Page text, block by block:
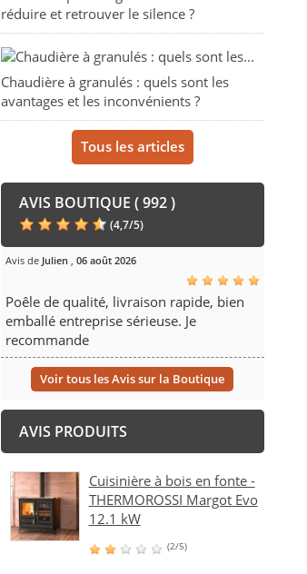
Grille de foyer en fonte -
FIREMATIC WOOD & FM
Ajouter au panier
188,00 €
réduire et retrouver le silence ?
Chaudière à granulés : quels sont les
avantages et les inconvénients ?
Tous les articles
AVIS BOUTIQUE ( 992 )
(4,7/5)
Avis de Julien, 06 août 2026
Poêle de qualité, livraison rapide, bien
emballé entreprise sérieuse. Je
recommande
Voir tous les Avis sur la Boutique
AVIS PRODUITS
Cuisinière à bois en fonte -
THERMOROSSI Margot Evo
12.1 kW
(2/5)